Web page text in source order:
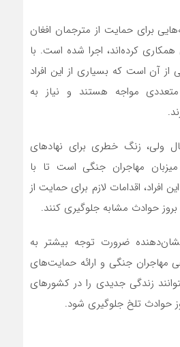
برای حمایت از مترجمان افغان
همکاری کرده‌اند، اجرا شده است. با
از آن است که بسیاری از این افراد
مواجه هستند و نیاز به
ولی، زنگ خطری برای نهادهای
مهاجران جنگی است تا با
اقدامات لازم برای حمایت از
بروز حوادث مشابه جلوگیری کنند.
ضرورت توجه بیشتر به
مهاجران جنگی و ارائه حمایت‌های
زندگی جدیدی را در کشورهای
حوادث تلخ جلوگیری شود.